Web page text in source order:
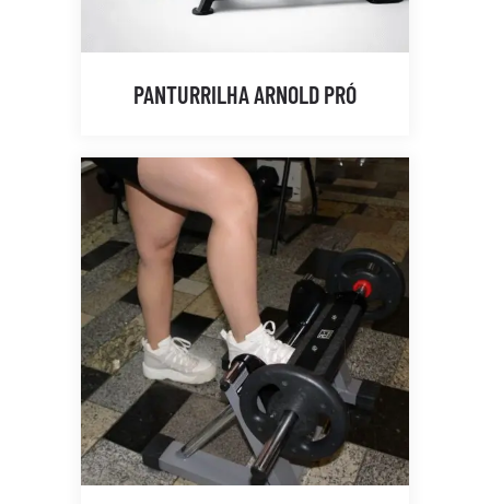
PANTURRILHA ARNOLD PRÓ